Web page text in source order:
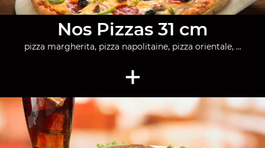
Nos Pizzas 31 cm
pizza margherita, pizza napolitaine, pizza orientale, ...
+